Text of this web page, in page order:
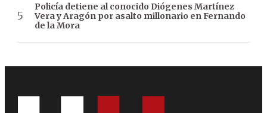
Policía detiene al conocido Diógenes Martínez
Vera y Aragón por asalto millonario en Fernando
de la Mora